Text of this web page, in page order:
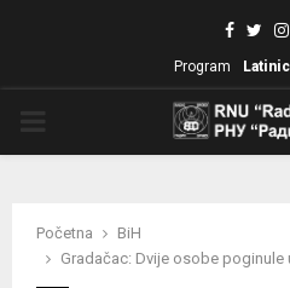
Program
Početna
BiH
Gradačac: Dvije osobe